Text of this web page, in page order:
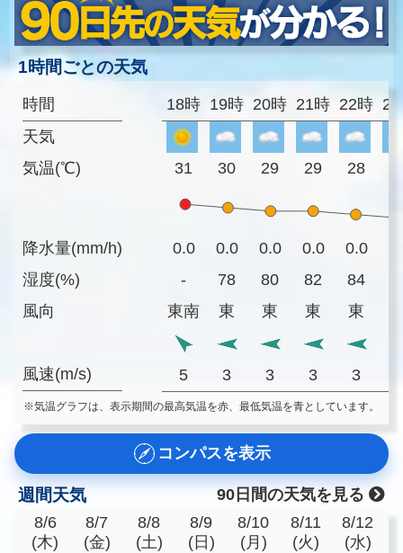
1時間ごとの天気
時間
天気
気温(℃)
降水量(mm/h)
湿度(%)
風向
風速(m/s)
18時 19時 20時 21時 22時
31 30 29 29 28
0.0 0.0 0.0 0.0 0.0
-
78 80 82 84
東南
東 東 東 東
5 3 3 3 3
※気温グラフは、表示期間の最高気温を赤、最低気温を青としています。
コンパスを表示
週間天気
90日間の天気を見る
8/6
(木)
8/7
(金)
8/8
(土)
8/9
(日)
8/10
(月)
8/11
(火)
8/12
(水)